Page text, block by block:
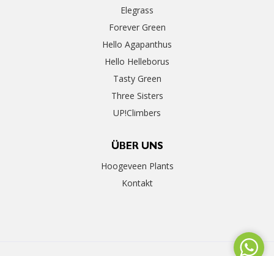
Elegrass
Forever Green
Hello Agapanthus
Hello Helleborus
Tasty Green
Three Sisters
UP!Climbers
ÜBER UNS
Hoogeveen Plants
Kontakt